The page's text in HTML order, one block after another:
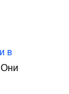
в
Они